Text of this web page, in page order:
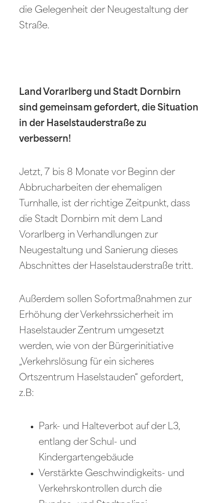
die Gelegenheit der Neugestaltung der
Straße.
Land Vorarlberg und Stadt Dornbirn
sind gemeinsam gefordert, die Situation
in der Haselstauderstraße zu
verbessern!
Jetzt, 7 bis 8 Monate vor Beginn der
Abbrucharbeiten der ehemaligen
Turnhalle, ist der richtige Zeitpunkt, dass
die Stadt Dornbirn mit dem Land
Vorarlberg in Verhandlungen zur
Neugestaltung und Sanierung dieses
Abschnittes der Haselstauderstraße tritt.
Außerdem sollen Sofortmaßnahmen zur
Erhöhung der Verkehrssicherheit im
Haselstauder Zentrum umgesetzt
werden, wie von der Bürgerinitiative
„Verkehrslösung für ein sicheres
Ortszentrum Haselstauden“ gefordert,
z.B:
Park- und Halteverbot auf der L3,
entlang der Schul- und
Kindergartengebäude
Verstärkte Geschwindigkeits- und
Verkehrskontrollen durch die